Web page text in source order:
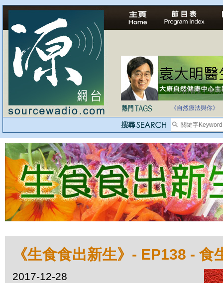
法治社會並不等同
自家教育合法化-
《自然療法與你》
《生食食出新生》- EP138 - 食
2017-12-28